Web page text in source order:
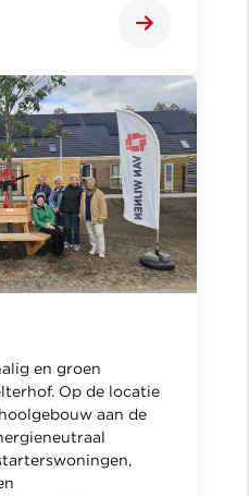
en groen
Op de locatie
aan de